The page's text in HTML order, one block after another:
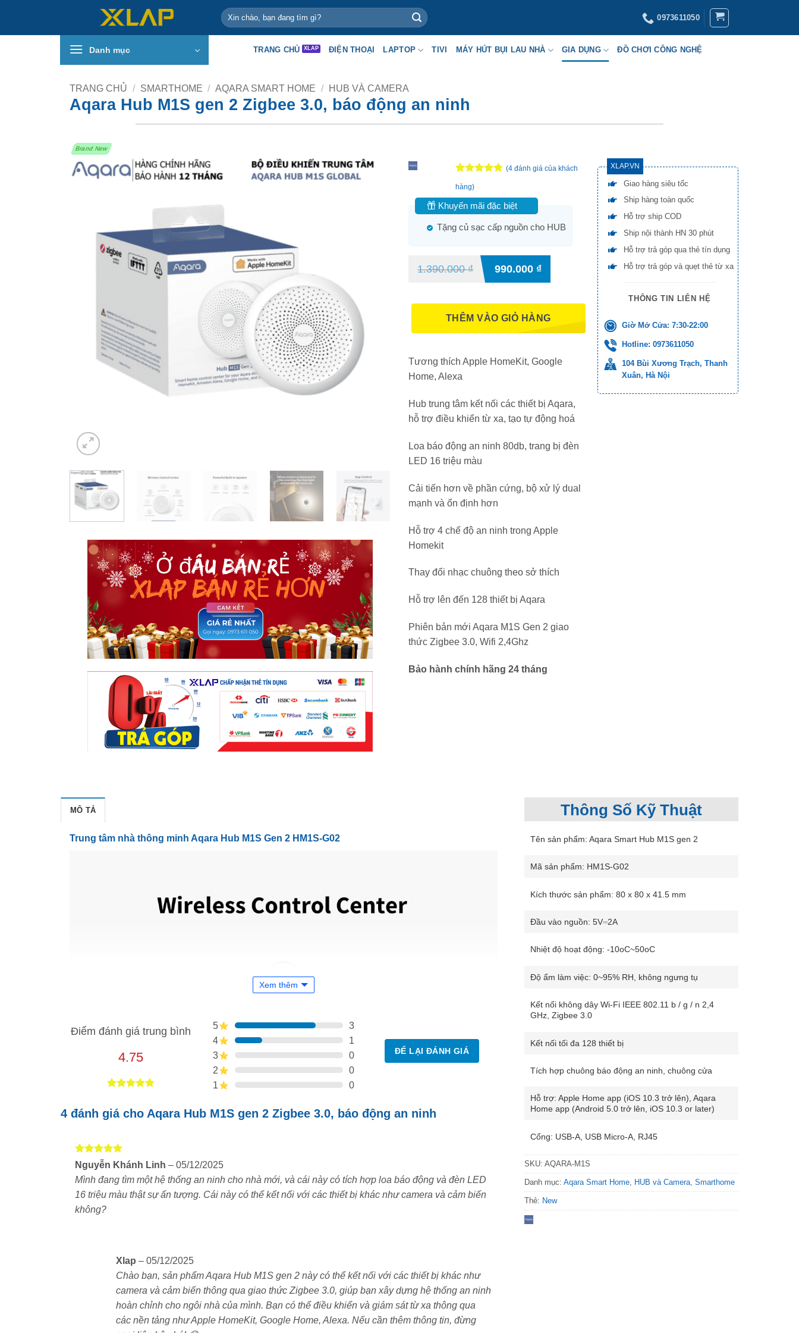
nội
Tìm
kiếm:
0973611050
Danh mục TRANG CHỦ ĐIỆN THOẠI LAPTOP TIVI MÁY HÚT BỤI LAU NHÀ GIA DỤNG ĐỒ CHƠI CÔNG NGHỆ
TRANG CHỦ / SMARTHOME / AQARA SMART HOME / HUB VÀ CAMERA
Aqara Hub M1S gen 2 Zigbee 3.0, báo động an ninh
Brand New
4.75
dựa trên
đánh giá
(4 đánh giá của khách
hàng)
Khuyến mãi đặc biệt
Tặng củ sạc cấp nguồn cho HUB
1.390.000₫ 990.000 ₫
THÊM VÀO GIỎ HÀNG
Tương thích Apple HomeKit, Google
Home, Alexa
Hub trung tâm kết nối các thiết bị Aqara,
hỗ trợ điều khiển từ xa, tạo tự động hoá
Loa báo động an ninh 80db, trang bị đèn
LED 16 triệu màu
Cải tiến hơn về phần cứng, bộ xử lý dual
mạnh và ổn định hơn
Hỗ trợ 4 chế độ an ninh trong Apple
Homekit
Thay đổi nhạc chuông theo sở thích
Hỗ trợ lên đến 128 thiết bị Aqara
Phiên bản mới Aqara M1S Gen 2 giao
thức Zigbee 3.0, Wifi 2,4Ghz
Bảo hành chính hãng 24 tháng
XLAP.VN
Giao hàng siêu tốc
Ship hàng toàn quốc
Hỗ trợ ship COD
Ship nội thành HN 30 phút
Hỗ trợ trả góp qua thẻ tín dụng
Hỗ trợ trả góp và quẹt thẻ từ xa
THÔNG TIN LIÊN HỆ
Giờ Mở Cửa: 7:30-22:00
Hotline: 0973611050
104 Bùi Xương Trạch, Thanh
Xuân, Hà Nội
MÔ TẢ
Trung tâm nhà thông minh Aqara Hub M1S Gen 2 HM1S-G02
Aqara Hub M1S Gen 2 là một trung tâm điều khiển cho toàn bộ ngôi nhà thông minh Aqara. Hub là
trung gian kết nối giữa các thiết bị Aqara và các nền tảng Smart Home khác cũng như kết . Aqara Hub
M1S có thể tương thích và hoạt động tốt với các thiết bị Apple homeKit, Google Home, Alexa. Giúp
Xem thêm
Điểm đánh giá trung bình
4.75
dựa trên
đánh giá
5
3
4
1
3
0
2
0
1
0
ĐỂ LẠI ĐÁNH GIÁ
4 đánh giá cho Aqara Hub M1S gen 2 Zigbee 3.0, báo động an ninh
Được xếp
hạng
sao
Nguyễn Khánh Linh – 05/12/2025
Mình đang tìm một hệ thống an ninh cho nhà mới, và cái này có tích hợp loa báo động và đèn LED
16 triệu màu thật sự ấn tượng. Cái này có thể kết nối với các thiết bị khác như camera và cảm biến
không?
Xlap – 05/12/2025
Chào bạn, sản phẩm Aqara Hub M1S gen 2 này có thể kết nối với các thiết bị khác như
camera và cảm biến thông qua giao thức Zigbee 3.0, giúp bạn xây dựng hệ thống an ninh
hoàn chỉnh cho ngôi nhà của mình. Bạn có thể điều khiển và giám sát từ xa thông qua
các nền tảng như Apple HomeKit, Google Home, Alexa. Nếu cần thêm thông tin, đừng
Thông Số Kỹ Thuật
Tên sản phẩm: Aqara Smart Hub M1S gen 2
Mã sản phẩm: HM1S-G02
Kích thước sản phẩm: 80 x 80 x 41.5 mm
Đầu vào nguồn: 5V⎓2A
Nhiệt độ hoạt động: -10oC~50oC
Độ ẩm làm việc: 0~95% RH, không ngưng tụ
Kết nối không dây Wi-Fi IEEE 802.11 b / g / n 2,4
GHz, Zigbee 3.0
Kết nối tối đa 128 thiết bị
Tích hợp chuông báo động an ninh, chuông cửa
Hỗ trợ: Apple Home app (iOS 10.3 trở lên), Aqara
Home app (Android 5.0 trở lên, iOS 10.3 or later)
Cổng: USB-A, USB Micro-A, RJ45
SKU: AQARA-M1S
Danh mục: Aqara Smart Home, HUB và Camera, Smarthome
Thẻ: New